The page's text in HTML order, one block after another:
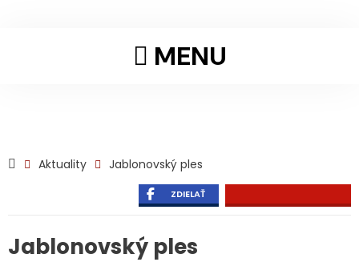
MENU
Aktuality Jablonovský ples
ZDIELAŤ
Jablonovský ples